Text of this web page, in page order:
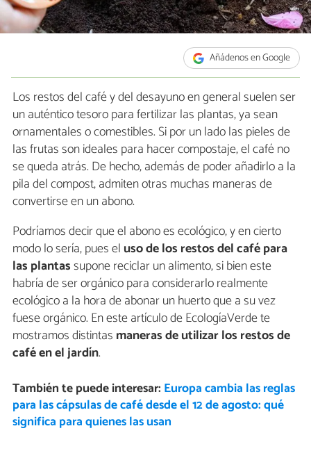
Añádenos en Google
Los restos del café y del desayuno en general suelen ser
un auténtico tesoro para fertilizar las plantas, ya sean
ornamentales o comestibles. Si por un lado las pieles de
las frutas son ideales para hacer compostaje, el café no
se queda atrás. De hecho, además de poder añadirlo a la
pila del compost, admiten otras muchas maneras de
convertirse en un abono.
Podríamos decir que el abono es ecológico, y en cierto
modo lo sería, pues el uso de los restos del café para
las plantassupone reciclar un alimento, si bien este
habría de ser orgánico para considerarlo realmente
ecológico a la hora de abonar un huerto que a su vez
fuese orgánico. En este artículo de EcologíaVerde te
mostramos distintas maneras de utilizar los restos de
café en el jardín.
También te puede interesar: Europa cambia las reglas
para las cápsulas de café desde el 12 de agosto: qué
significa para quienes las usan